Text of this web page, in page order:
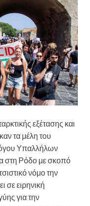
εξέτασης και
τα μέλη του
Υπαλλήλων
στη Ρόδο με σκοπό
νόμο την
σε ειρηνική
για την